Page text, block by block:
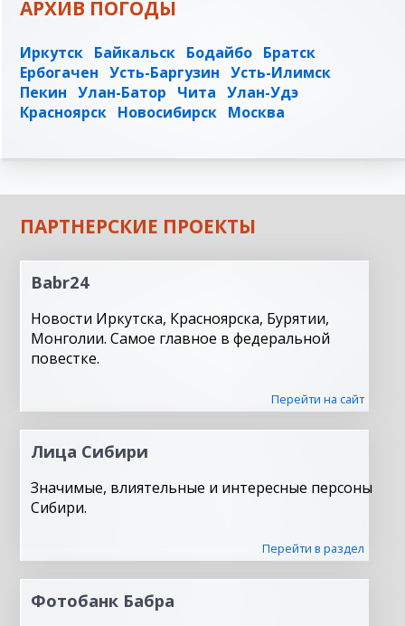
АРХИВ ПОГОДЫ
Иркутск Байкальск Бодайбо Братск
Ербогачен Усть-Баргузин Усть-Илимск
Пекин Улан-Батор Чита Улан-Удэ
Красноярск Новосибирск Москва
ПАРТНЕРСКИЕ ПРОЕКТЫ
Babr24
Новости Иркутска, Красноярска, Бурятии,
Монголии. Самое главное в федеральной
повестке.
Перейти на сайт
Лица Сибири
Значимые, влиятельные и интересные персоны
Сибири.
Перейти в раздел
Фотобанк Бабра